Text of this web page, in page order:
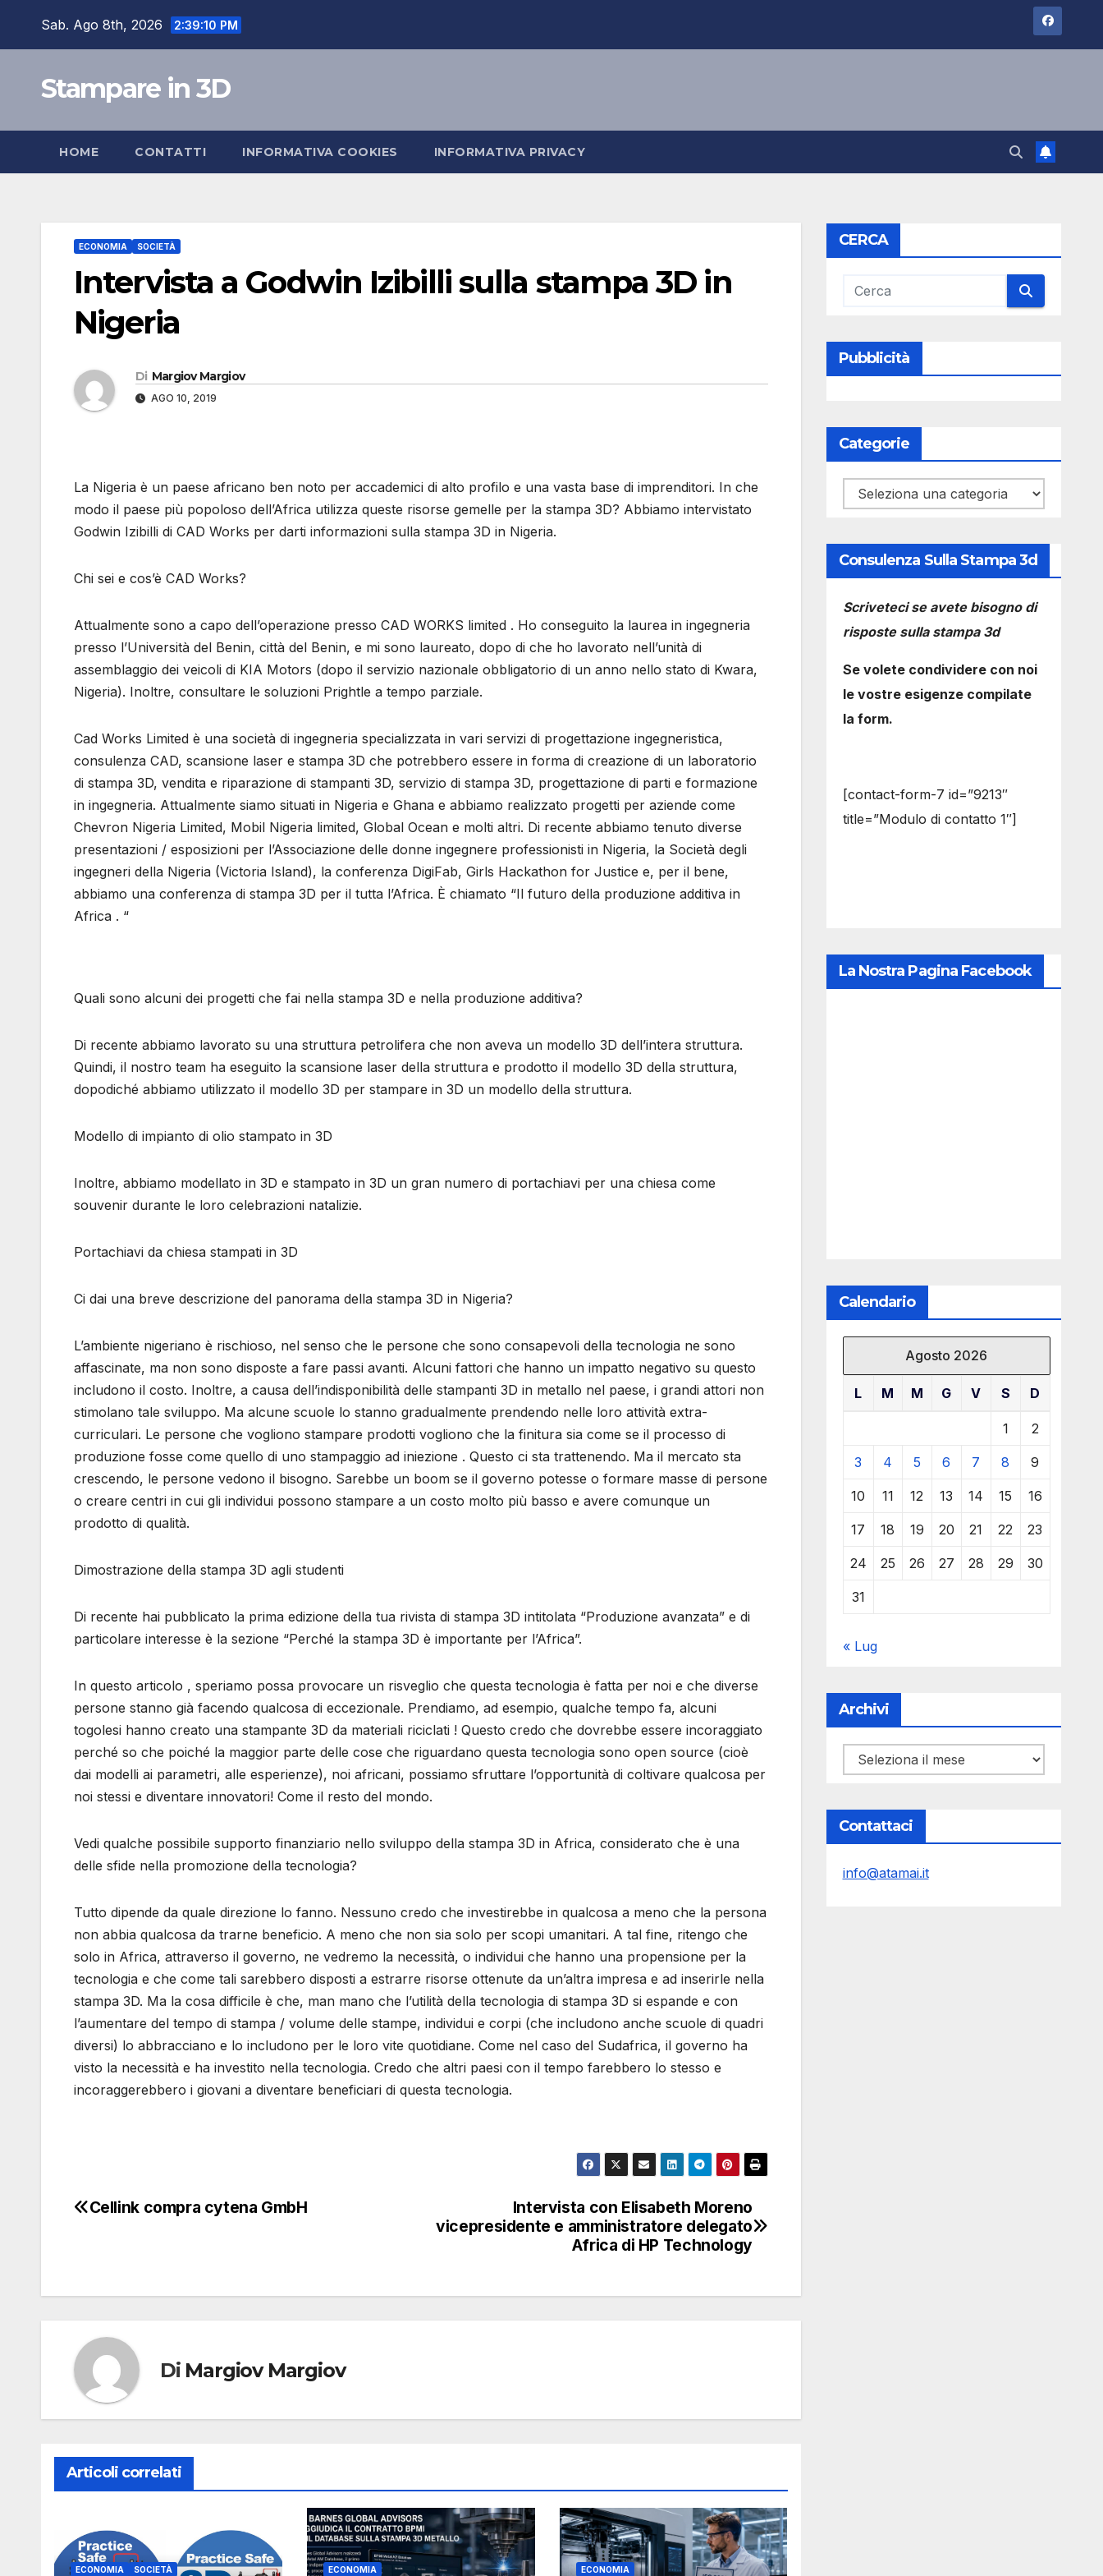
Sab. Ago 8th, 2026 2:39:11 PM
Stampare in 3D
HOME CONTATTI INFORMATIVA COOKIES INFORMATIVA PRIVACY
ECONOMIA SOCIETÀ
Intervista a Godwin Izibilli sulla stampa 3D in
Nigeria
Di Margiov Margiov
AGO 10, 2019
La Nigeria è un paese africano ben noto per accademici di alto profilo e una vasta base di imprenditori. In che
modo il paese più popoloso dell’Africa utilizza queste risorse gemelle per la stampa 3D? Abbiamo intervistato
Godwin Izibilli di CAD Works per darti informazioni sulla stampa 3D in Nigeria.
Chi sei e cos’è CAD Works?
Attualmente sono a capo dell’operazione presso CAD WORKS limited . Ho conseguito la laurea in ingegneria
presso l’Università del Benin, città del Benin, e mi sono laureato, dopo di che ho lavorato nell’unità di
assemblaggio dei veicoli di KIA Motors (dopo il servizio nazionale obbligatorio di un anno nello stato di Kwara,
Nigeria). Inoltre, consultare le soluzioni Prightle a tempo parziale.
Cad Works Limited è una società di ingegneria specializzata in vari servizi di progettazione ingegneristica,
consulenza CAD, scansione laser e stampa 3D che potrebbero essere in forma di creazione di un laboratorio
di stampa 3D, vendita e riparazione di stampanti 3D, servizio di stampa 3D, progettazione di parti e formazione
in ingegneria. Attualmente siamo situati in Nigeria e Ghana e abbiamo realizzato progetti per aziende come
Chevron Nigeria Limited, Mobil Nigeria limited, Global Ocean e molti altri. Di recente abbiamo tenuto diverse
presentazioni / esposizioni per l’Associazione delle donne ingegnere professionisti in Nigeria, la Società degli
ingegneri della Nigeria (Victoria Island), la conferenza DigiFab, Girls Hackathon for Justice e, per il bene,
abbiamo una conferenza di stampa 3D per il tutta l’Africa. È chiamato “Il futuro della produzione additiva in
Africa . “
Quali sono alcuni dei progetti che fai nella stampa 3D e nella produzione additiva?
Di recente abbiamo lavorato su una struttura petrolifera che non aveva un modello 3D dell’intera struttura.
Quindi, il nostro team ha eseguito la scansione laser della struttura e prodotto il modello 3D della struttura,
dopodiché abbiamo utilizzato il modello 3D per stampare in 3D un modello della struttura.
Modello di impianto di olio stampato in 3D
Inoltre, abbiamo modellato in 3D e stampato in 3D un gran numero di portachiavi per una chiesa come
souvenir durante le loro celebrazioni natalizie.
Portachiavi da chiesa stampati in 3D
Ci dai una breve descrizione del panorama della stampa 3D in Nigeria?
L’ambiente nigeriano è rischioso, nel senso che le persone che sono consapevoli della tecnologia ne sono
affascinate, ma non sono disposte a fare passi avanti. Alcuni fattori che hanno un impatto negativo su questo
includono il costo. Inoltre, a causa dell’indisponibilità delle stampanti 3D in metallo nel paese, i grandi attori non
stimolano tale sviluppo. Ma alcune scuole lo stanno gradualmente prendendo nelle loro attività extra-
curriculari. Le persone che vogliono stampare prodotti vogliono che la finitura sia come se il processo di
produzione fosse come quello di uno stampaggio ad iniezione . Questo ci sta trattenendo. Ma il mercato sta
crescendo, le persone vedono il bisogno. Sarebbe un boom se il governo potesse o formare masse di persone
o creare centri in cui gli individui possono stampare a un costo molto più basso e avere comunque un
prodotto di qualità.
Dimostrazione della stampa 3D agli studenti
Di recente hai pubblicato la prima edizione della tua rivista di stampa 3D intitolata “Produzione avanzata” e di
particolare interesse è la sezione “Perché la stampa 3D è importante per l’Africa”.
In questo articolo , speriamo possa provocare un risveglio che questa tecnologia è fatta per noi e che diverse
persone stanno già facendo qualcosa di eccezionale. Prendiamo, ad esempio, qualche tempo fa, alcuni
togolesi hanno creato una stampante 3D da materiali riciclati ! Questo credo che dovrebbe essere incoraggiato
perché so che poiché la maggior parte delle cose che riguardano questa tecnologia sono open source (cioè
dai modelli ai parametri, alle esperienze), noi africani, possiamo sfruttare l’opportunità di coltivare qualcosa per
noi stessi e diventare innovatori! Come il resto del mondo.
Vedi qualche possibile supporto finanziario nello sviluppo della stampa 3D in Africa, considerato che è una
delle sfide nella promozione della tecnologia?
Tutto dipende da quale direzione lo fanno. Nessuno credo che investirebbe in qualcosa a meno che la persona
non abbia qualcosa da trarne beneficio. A meno che non sia solo per scopi umanitari. A tal fine, ritengo che
solo in Africa, attraverso il governo, ne vedremo la necessità, o individui che hanno una propensione per la
tecnologia e che come tali sarebbero disposti a estrarre risorse ottenute da un’altra impresa e ad inserirle nella
stampa 3D. Ma la cosa difficile è che, man mano che l’utilità della tecnologia di stampa 3D si espande e con
l’aumentare del tempo di stampa / volume delle stampe, individui e corpi (che includono anche scuole di quadri
diversi) lo abbracciano e lo includono per le loro vite quotidiane. Come nel caso del Sudafrica, il governo ha
visto la necessità e ha investito nella tecnologia. Credo che altri paesi con il tempo farebbero lo stesso e
incoraggerebbero i giovani a diventare beneficiari di questa tecnologia.
Navigazione
Intervista con Elisabeth Moreno
vicepresidente e amministratore delegato
Africa di HP Technology
Cellink compra cytena GmbH
Di Margiov Margiov
Articoli correlati
ECONOMIA SOCIETÀ ECONOMIA ECONOMIA
CERCA
Pubblicità
Categorie
Categorie
Consulenza Sulla Stampa 3d
Scriveteci se avete bisogno di
risposte sulla stampa 3d
Se volete condividere con noi
le vostre esigenze compilate
la form.
[contact-form-7 id=”9213″
title=”Modulo di contatto 1″]
La Nostra Pagina Facebook
Calendario
Agosto 2026
L M M G V S D
1 2
3 4 5 6 7 8 9
10 11 12 13 14 15 16
17 18 19 20 21 22 23
24 25 26 27 28 29 30
31
« Lug
Archivi
Archivi
Contattaci
info@atamai.it